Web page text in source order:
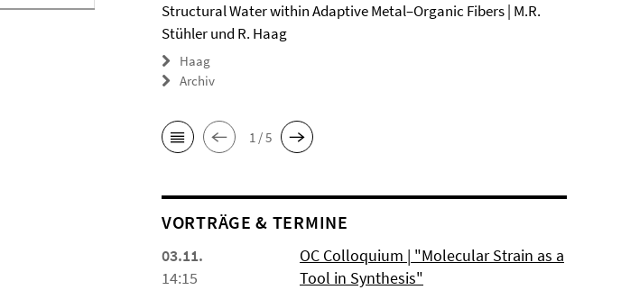
Structural Water within Adaptive Metal–Organic Fibers | M.R.
Stühler und R. Haag
Haag
Archiv
1 / 5
VORTRÄGE & TERMINE
03.11.
14:15
OC Colloquium | "Molecular Strain as a
Tool in Synthesis"